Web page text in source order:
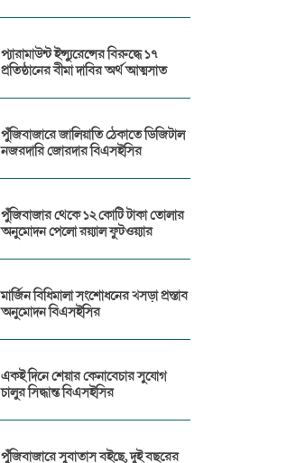
প্যারামাউন্ট ইন্স্যুরেন্সের বিরুদ্ধে ১৭
প্রতিষ্ঠানের বীমা দাবির অর্থ আত্মসাত
পুঁজিবাজারে জালিয়াতি ঠেকাতে ডিজিটাল
নজরদারি জোরদার বিএসইসির
পুঁজিবাজার থেকে ১২ কোটি টাকা তোলার
অনুমোদন পেলো রয়্যাল ফুটওয়্যার
মার্জিন বিধিমালা সংশোধনের খসড়া প্রস্তাব
অনুমোদন বিএসইসির
একই দিনে শেয়ার কেনাবেচার সুযোগ
চালুর সিদ্ধান্ত বিএসইসির
পুঁজিবাজারে সুবাতাস বইছে, দুই বছরের